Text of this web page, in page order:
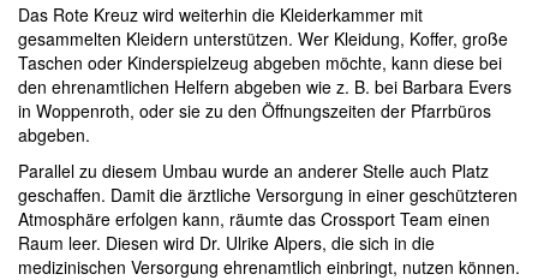
Das Rote Kreuz wird weiterhin die Kleiderkammer mit
gesammelten Kleidern unterstützen. Wer Kleidung, Koffer, große
Taschen oder Kinderspielzeug abgeben möchte, kann diese bei
den ehrenamtlichen Helfern abgeben wie z. B. bei Barbara Evers
in Woppenroth, oder sie zu den Öffnungszeiten der Pfarrbüros
abgeben.
Parallel zu diesem Umbau wurde an anderer Stelle auch Platz
geschaffen. Damit die ärztliche Versorgung in einer geschützteren
Atmosphäre erfolgen kann, räumte das Crossport Team einen
Raum leer. Diesen wird Dr. Ulrike Alpers, die sich in die
medizinischen Versorgung ehrenamtlich einbringt, nutzen können.